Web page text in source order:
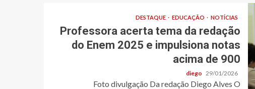
DESTAQUE EDUCAÇÃO NOTÍCIAS
Professora acerta tema da redação
do Enem 2025 e impulsiona notas
acima de 900
diego 29/01/2026
Foto divulgação Da redação Diego Alves O